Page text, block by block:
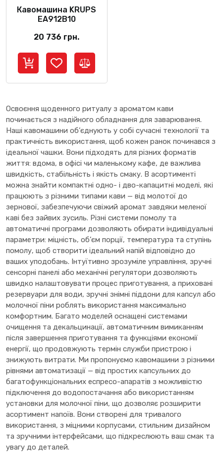
Кавомашина KRUPS
EA912B10
20 736 грн.
Освоєння щоденного ритуалу з ароматом кави
починається з надійного обладнання для заварювання.
Наші кавомашини об’єднують у собі сучасні технології та
практичність використання, щоб кожен ранок починався з
ідеальної чашки. Вони підходять для різних форматів
життя: вдома, в офісі чи маленькому кафе, де важлива
швидкість, стабільність і якість смаку. В асортименті
можна знайти компактні одно- і дво-капацитні моделі, які
працюють з різними типами кави — від молотої до
зернової, забезпечуючи свіжий аромат завдяки меленої
каві без зайвих зусиль. Різні системи помолу та
автоматичні програми дозволяють обирати індивідуальні
параметри: міцність, об’єм порції, температура та ступінь
помолу, щоб створити ідеальний напій відповідно до
ваших уподобань. Інтуїтивно зрозуміле управління, зручні
сенсорні панелі або механічні регулятори дозволяють
швидко налаштовувати процес приготування, а приховані
резервуари для води, зручні знімні піддони для капсул або
молочної піни роблять використання максимально
комфортним. Багато моделей оснащені системами
очищення та декальцинації, автоматичним вимиканням
після завершення приготування та функціями економії
енергії, що продовжують термін служби пристрою і
знижують витрати. Ми пропонуємо кавомашини з різними
рівнями автоматизації — від простих капсульних до
багатофункціональних еспресо-апаратів з можливістю
підключення до водопостачання або використанням
установки для молочної піни, що дозволяє розширити
асортимент напоїв. Вони створені для тривалого
використання, з міцними корпусами, стильним дизайном
та зручними інтерфейсами, що підкреслюють ваш смак та
увагу до деталей.